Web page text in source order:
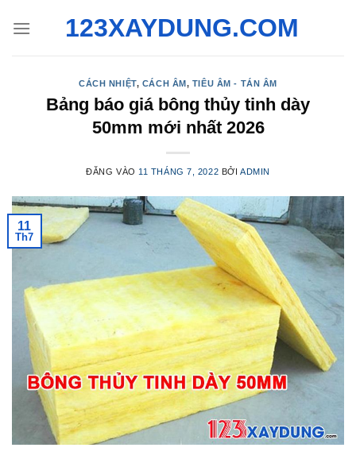
qua
123XAYDUNG.COM
CÁCH NHIỆT, CÁCH ÂM, TIÊU ÂM - TÁN ÂM
Bảng báo giá bông thủy tinh dày
50mm mới nhất 2026
ĐĂNG VÀO 11 THÁNG 7, 2022 BỞI ADMIN
11
Th7